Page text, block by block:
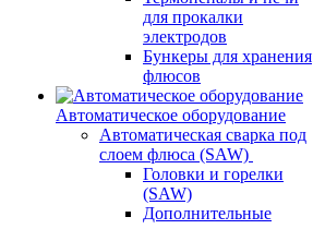
для прокалки
электродов
Бункеры для хранения
флюсов
Автоматическое оборудование
Автоматическая сварка под
слоем флюса (SAW)
Головки и горелки
(SAW)
Дополнительные